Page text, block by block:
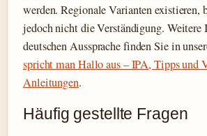
werden. Regionale Varianten existieren,
jedoch nicht die Verständigung. Weitere
deutschen Aussprache finden Sie in
spricht man Hallo aus – IPA, Tipps und
Anleitungen.
Häufig gestellte Fragen